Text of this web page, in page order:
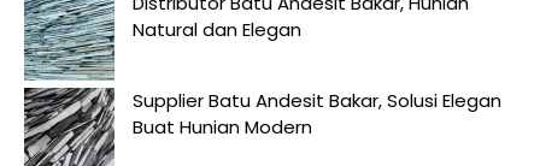
Natural dan Elegan
Supplier Batu Andesit Bakar, Solusi Elegan
Buat Hunian Modern